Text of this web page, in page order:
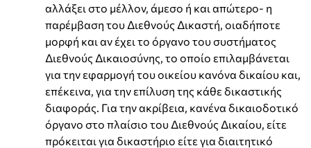
αλλάξει στο μέλλον, άμεσο ή και απώτερο- η
παρέμβαση του Διεθνούς Δικαστή, οιαδήποτε
μορφή και αν έχει το όργανο του συστήματος
Διεθνούς Δικαιοσύνης, το οποίο επιλαμβάνεται
για την εφαρμογή του οικείου κανόνα δικαίου και,
επέκεινα, για την επίλυση της κάθε δικαστικής
διαφοράς. Για την ακρίβεια, κανένα δικαιοδοτικό
όργανο στο πλαίσιο του Διεθνούς Δικαίου, είτε
πρόκειται για δικαστήριο είτε για διαιτητικό